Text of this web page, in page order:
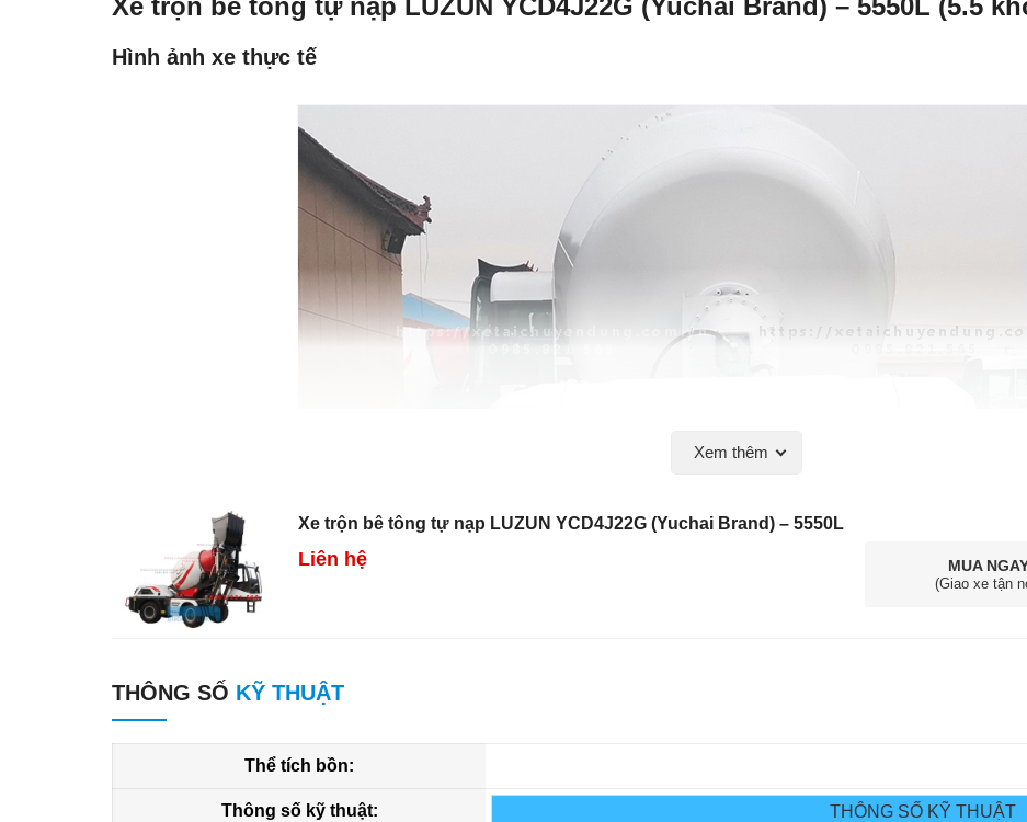
Hình ảnh xe thực tế
Xem thêm
Xe trộn bê tông tự nạp LUZUN YCD4J22G (Yuchai Brand) – 5550L
Liên hệ MUA
(Giao xe tận
THÔNG SỐ KỸ THUẬT
Thể tích bồn:
Thông số kỹ thuật:
THÔNG SỐ KỸ THUẬT